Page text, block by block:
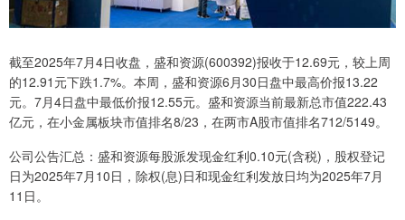
截至2025年7月4日收盘，盛和资源(600392)报收于12.69元，较上周
的12.91元下跌1.7%。本周，盛和资源6月30日盘中最高价报13.22
元。7月4日盘中最低价报12.55元。盛和资源当前最新总市值222.43
亿元，在小金属板块市值排名8/23，在两市A股市值排名712/5149。
公司公告汇总：盛和资源每股派发现金红利0.10元(含税)，股权登记
日为2025年7月10日，除权(息)日和现金红利发放日均为2025年7月
11日。